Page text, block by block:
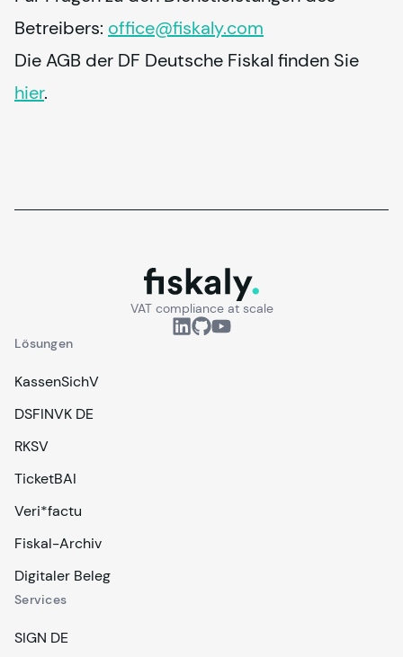
Betreibers: office@fiskaly.com
hier.
fiskaly.
VAT compliance at scale
Lösungen
KassenSichV
DSFINVK DE
RKSV
TicketBAI
Veri*factu
Fiskal-Archiv
Digitaler Beleg
Services
SIGN DE